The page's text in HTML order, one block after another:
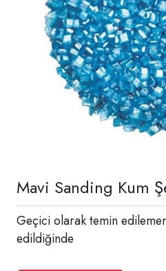
Mavi Sanding Kum
Geçici olarak temin
edildiğinde